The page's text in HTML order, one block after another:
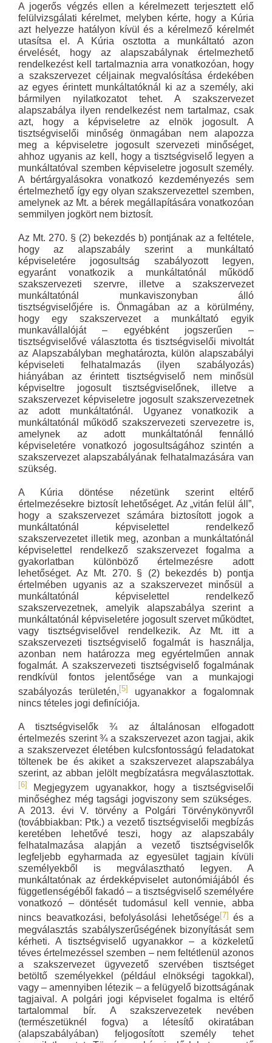
A jogerős végzés ellen a kérelmezett terjesztett elő
felülvizsgálati kérelmet, melyben kérte, hogy a Kúria
azt helyezze hatályon kívül és a kérelmező kérelmét
utasítsa el. A Kúria osztotta a munkáltató azon
érvelését, hogy az alapszabálynak értelmezhető
rendelkezést kell tartalmaznia arra vonatkozóan, hogy
a szakszervezet céljainak megvalósítása érdekében
az egyes érintett munkáltatóknál ki az a személy, aki
bármilyen nyilatkozatot tehet. A szakszervezet
alapszabálya ilyen rendelkezést nem tartalmaz, csak
azt, hogy a képviseletre az elnök jogosult. A
tisztségviselői minőség önmagában nem alapozza
meg a képviseletre jogosult szervezeti minőséget,
ahhoz ugyanis az kell, hogy a tisztségviselő legyen a
munkáltatóval szemben képviseletre jogosult személy.
A bértárgyalásokra vonatkozó kezdeményezés sem
értelmezhető így egy olyan szakszervezettel szemben,
amelynek az Mt. a bérek megállapítására vonatkozóan
semmilyen jogkört nem biztosít.
Az Mt. 270. § (2) bekezdés b) pontjának az a feltétele,
hogy az alapszabály szerint a munkáltató
képviseletére jogosultság szabályozott legyen,
egyaránt vonatkozik a munkáltatónál működő
szakszervezeti szervre, illetve a szakszervezet
munkáltatónál munkaviszonyban álló
tisztségviselőjére is. Önmagában az a körülmény,
hogy egy szakszervezet a munkáltató egyik
munkavállalóját – egyébként jogszerűen –
tisztségviselővé választotta és tisztségviselői mivoltát
az Alapszabályban meghatározta, külön alapszabályi
képviseleti felhatalmazás (ilyen szabályozás)
hiányában az érintett tisztségviselő nem minősül
képviseltre jogosult tisztségviselőnek, illetve a
szakszervezet képviseletre jogosult szakszervezetnek
az adott munkáltatónál. Ugyanez vonatkozik a
munkáltatónál működő szakszervezeti szervezetre is,
amelynek az adott munkáltatónál fennálló
képviseletére vonatkozó jogosultságához szintén a
szakszervezet alapszabályának felhatalmazására van
szükség.
A Kúria döntése nézetünk szerint eltérő
értelmezésekre biztosít lehetőséget. Az „vitán felül áll”,
hogy a szakszervezet számára biztosított jogok a
munkáltatónál képviselettel rendelkező
szakszervezetet illetik meg, azonban a munkáltatónál
képviselettel rendelkező szakszervezet fogalma a
gyakorlatban különböző értelmezésre adott
lehetőséget. Az Mt. 270. § (2) bekezdés b) pontja
értelmében ugyanis az a szakszervezet minősül a
munkáltatónál képviselettel rendelkező
szakszervezetnek, amelyik alapszabálya szerint a
munkáltatónál képviseletére jogosult szervet működtet,
vagy tisztségviselővel rendelkezik. Az Mt. itt a
szakszervezeti tisztségviselő fogalmát is használja,
azonban nem határozza meg egyértelműen annak
fogalmát. A szakszervezeti tisztségviselő fogalmának
rendkívül fontos jelentősége van a munkajogi
szabályozás területén,[5]
ugyanakkor a fogalomnak
nincs tételes jogi definíciója.
A tisztségviselők ¾ az általánosan elfogadott
értelmezés szerint ¾ a szakszervezet azon tagjai, akik
a szakszervezet életében kulcsfontosságú feladatokat
töltenek be és akiket a szakszervezet alapszabálya
szerint, az abban jelölt megbízatásra megválasztottak.
[6]
Megjegyzem ugyanakkor, hogy a tisztségviselői
minőséghez még tagsági jogviszony sem szükséges.
A 2013. évi V. törvény a Polgári Törvénykönyvről
(továbbiakban: Ptk.) a vezető tisztségviselői megbízás
keretében lehetővé teszi, hogy az alapszabály
felhatalmazása alapján a vezető tisztségviselők
legfeljebb egyharmada az egyesület tagjain kívüli
személyekből is megválasztható legyen. A
munkáltatónak az érdekképviselet autonómiájából és
függetlenségéből fakadó – a tisztségviselő személyére
vonatkozó – döntését tudomásul kell vennie, abba
nincs beavatkozási, befolyásolási lehetősége[7] és a
megválasztás szabályszerűségének bizonyítását sem
kérheti. A tisztségviselő ugyanakkor – a közkeletű
téves értelmezéssel szemben – nem feltétlenül azonos
a szakszervezet ügyvezető szervében tisztséget
betöltő személyekkel (például elnökségi tagokkal),
vagy – amennyiben létezik – a felügyelő bizottságának
tagjaival. A polgári jogi képviselet fogalma is eltérő
tartalommal bír. A szakszervezetek nevében
(természetüknél fogva) a létesítő okiratában
(alapszabályában) feljogosított személy tehet